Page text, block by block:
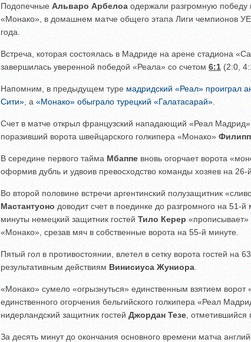
Подопечные Альваро Арбелоа одержали разгромную победу
«Монако», в домашнем матче общего этапа Лиги чемпионов
года.
Встреча, которая состоялась в Мадриде на арене стадиона
завершилась уверенной победой «Реала» со счетом 6:1 (2:0,
Напомним, в предыдущем туре мадридский «Реал» проиграл
Сити» , а «Монако» обыграло турецкий «Галатасарай»
Счет в матче открыл французский нападающий «Реал Мадрид»
поразивший ворота швейцарского голкипера «Монако»
В середине первого тайма Мбаппе вновь огорчает ворота
оформив дубль и удвоив превосходство команды хозяев на 26-
Во второй половине встречи аргентинский полузащитник
Мастантуоно доводит счет в поединке до разгромного на 51-
минуты немецкий защитник гостей Тило Керер «прописывает»
«Монако», срезав мяч в собственные ворота на 55-й минуте.
Пятый гол в противостоянии, влетел в сетку ворота гостей на
результативным действиям Винисиуса Жуниора
«Монако» сумело «огрызнуться» единственным взятием ворот
единственного огорчения бельгийского голкипера «Реал
нидерландский защитник гостей Джордан Тезе ,
За десять минут до окончания основного времени матча